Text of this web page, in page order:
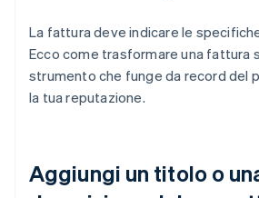
La fattura deve indicare le
Ecco come trasformare una fattura
strumento che funge da record del
la tua reputazione.
Aggiungi un titolo o